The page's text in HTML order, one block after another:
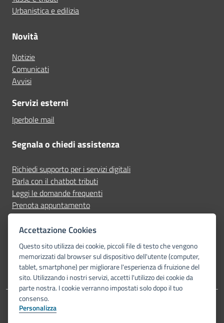
Urbanistica e edilizia
Novità
Notizie
Comunicati
Avvisi
Servizi esterni
Iperbole mail
Segnala o chiedi assistenza
Richiedi supporto per i servizi digitali
Parla con il chatbot tributi
Leggi le domande frequenti
Prenota appuntamento
Segnala disservizio
Seguici su
Dichiarazione di accessibilità
Accettazione Cookies
Questo sito utilizza dei cookie, piccoli file di testo che vengono
memorizzati dal browser sul dispositivo dell'utente (computer,
tablet, smartphone) per migliorare l'esperienza di fruizione del
sito. Utilizzando i nostri servizi, accetti l'utilizzo dei cookie da
parte nostra. I cookie verranno impostati solo dopo il tuo
consenso.
Personalizza